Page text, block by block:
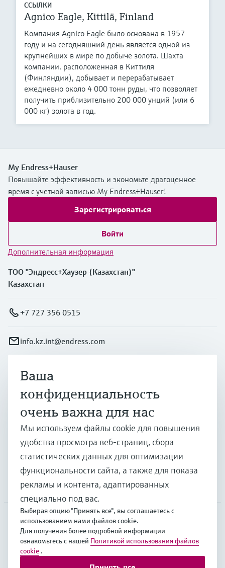
ССЫЛКИ
Agnico Eagle, Kittilä, Finland
Компания Agnico Eagle было основана в 1957
году и на сегодняшний день является одной из
крупнейших в мире по добыче золота. Шахта
компании, расположенная в Киттиля
(Финляндии), добывает и перерабатывает
ежедневно около 4 000 тонн руды, что позволяет
получить приблизительно 200 000 унций (или 6
000 кг) золота в год.
My Endress+Hauser
Повышайте эффективность и экономьте драгоценное
время с учетной записью My Endress+Hauser!
Зарегистрироваться
Войти
Дополнительная информация
ТОО "Эндресс+Хаузер (Казахстан)"
Казахстан
+7 727 356 0515
info.kz.int@endress.com
Продукты и услуги
Отрасли
Поддержка
Компания
CAS•Русский
Ваша
конфиденциальность
очень важна для нас
Мы используем файлы cookie для повышения
удобства просмотра веб-страниц, сбора
статистических данных для оптимизации
функциональности сайта, а также для показа
рекламы и контента, адаптированных
специально под вас.
Выбирая опцию "Принять все", вы соглашаетесь с
использованием нами файлов cookie.
Для получения более подробной информации
ознакомьтесь с нашей Политикой использования файлов
cookie .